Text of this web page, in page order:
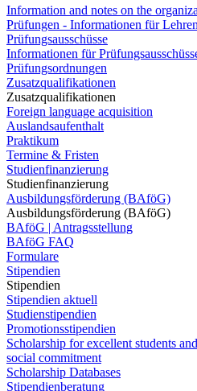
Information and notes on the
Prüfungen - Informationen für
Prüfungsausschüsse
Informationen für
Prüfungsordnungen
Zusatzqualifikationen
Zusatzqualifikationen
Foreign language acquisition
Auslandsaufenthalt
Praktikum
Termine & Fristen
Studienfinanzierung
Studienfinanzierung
Ausbildungsförderung (BAföG)
Ausbildungsförderung (BAföG)
BAföG | Antragsstellung
BAföG FAQ
Formulare
Stipendien
Stipendien
Stipendien aktuell
Studienstipendien
Promotionsstipendien
Scholarship for excellent students
social commitment
Scholarship Databases
Stipendienberatung